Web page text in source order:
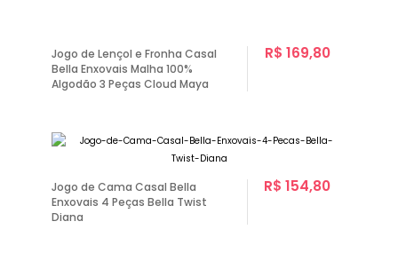
Jogo de Lençol e Fronha Casal
Bella Enxovais Malha 100%
Algodão 3 Peças Cloud Maya
R$ 169,80
Jogo de Cama Casal Bella
Enxovais 4 Peças Bella Twist
Diana
R$ 154,80